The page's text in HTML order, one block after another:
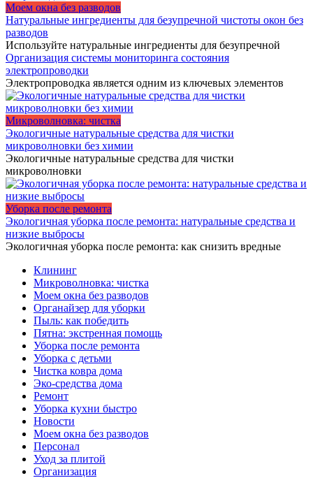
Моем окна без разводов
Натуральные ингредиенты для безупречной чистоты окон без
разводов
Используйте натуральные ингредиенты для безупречной
Организация системы мониторинга состояния
электропроводки
Электропроводка является одним из ключевых элементов
Микроволновка: чистка
Экологичные натуральные средства для чистки
микроволновки без химии
Экологичные натуральные средства для чистки
микроволновки
Уборка после ремонта
Экологичная уборка после ремонта: натуральные средства и
низкие выбросы
Экологичная уборка после ремонта: как снизить вредные
Клининг
Микроволновка: чистка
Моем окна без разводов
Органайзер для уборки
Пыль: как победить
Пятна: экстренная помощь
Уборка после ремонта
Уборка с детьми
Чистка ковра дома
Эко-средства дома
Ремонт
Уборка кухни быстро
Новости
Моем окна без разводов
Персонал
Уход за плитой
Организация